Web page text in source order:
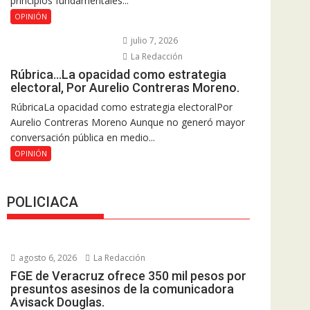
OPINIÓN
julio 7, 2026
La Redacción
Rúbrica…La opacidad como estrategia
electoral, Por Aurelio Contreras Moreno.
RúbricaLa opacidad como estrategia electoralPor
Aurelio Contreras Moreno Aunque no generó mayor
conversación pública en medio...
OPINIÓN
POLICIACA
agosto 6, 2026 La Redacción
FGE de Veracruz ofrece 350 mil pesos por
presuntos asesinos de la comunicadora
Avisack Douglas.